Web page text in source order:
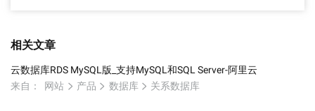
相关文章
云数据库RDS MySQL版_支持MySQL和SQL Server-阿里云
来自：
网站 产品 数据库 关系数据库